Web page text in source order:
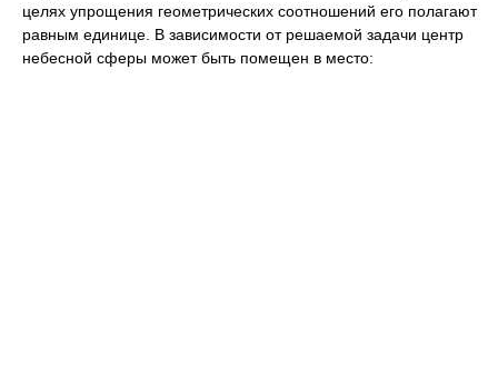
целях упрощения геометрических соотношений его полагают
равным единице. В зависимости от решаемой задачи центр
небесной сферы может быть помещен в место: